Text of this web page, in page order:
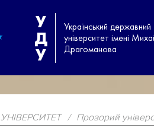
У
Д
У
Український державний
університет імені
Драгоманова
УНІВЕРСИТЕТ / Прозорий